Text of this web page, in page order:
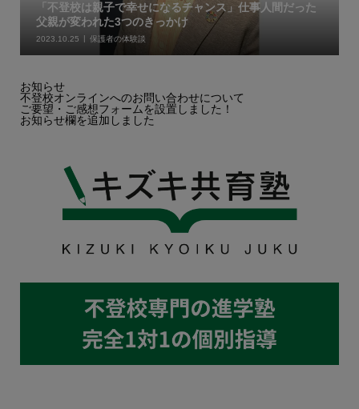
「不登校は親子で幸せになるチャンス」仕事人間だった
父親が変われた3つのきっかけ
2023.10.25 保護者の体験談
お知らせ
不登校オンラインへのお問い合わせについて
ご要望・ご感想フォームを設置しました！
お知らせ欄を追加しました